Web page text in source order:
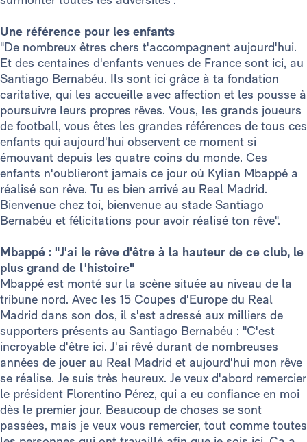
Une référence pour les enfants
"De nombreux êtres chers t'accompagnent aujourd'hui.
Et des centaines d'enfants venues de France sont ici, au
Santiago Bernabéu. Ils sont ici grâce à ta fondation
caritative, qui les accueille avec affection et les pousse à
poursuivre leurs propres rêves. Vous, les grands joueurs
de football, vous êtes les grandes références de tous ces
enfants qui aujourd'hui observent ce moment si
émouvant depuis les quatre coins du monde. Ces
enfants n'oublieront jamais ce jour où Kylian Mbappé a
réalisé son rêve. Tu es bien arrivé au Real Madrid.
Bienvenue chez toi, bienvenue au stade Santiago
Bernabéu et félicitations pour avoir réalisé ton rêve".
Mbappé : "J'ai le rêve d'être à la hauteur de ce club, le
plus grand de l'histoire"
Mbappé est monté sur la scène située au niveau de la
tribune nord. Avec les 15 Coupes d'Europe du Real
Madrid dans son dos, il s'est adressé aux milliers de
supporters présents au Santiago Bernabéu : "C'est
incroyable d'être ici. J'ai rêvé durant de nombreuses
années de jouer au Real Madrid et aujourd'hui mon rêve
se réalise. Je suis très heureux. Je veux d'abord remercier
le président Florentino Pérez, qui a eu confiance en moi
dès le premier jour. Beaucoup de choses se sont
passées, mais je veux vous remercier, tout comme toutes